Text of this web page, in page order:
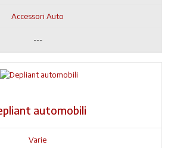
Accessori Auto
---
automobili
Varie